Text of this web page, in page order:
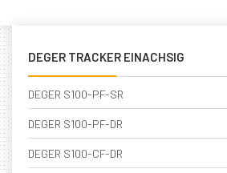
DEGER TRACKER EINACHSIG
DEGER S100-PF-SR
DEGER S100-PF-DR
DEGER S100-CF-DR